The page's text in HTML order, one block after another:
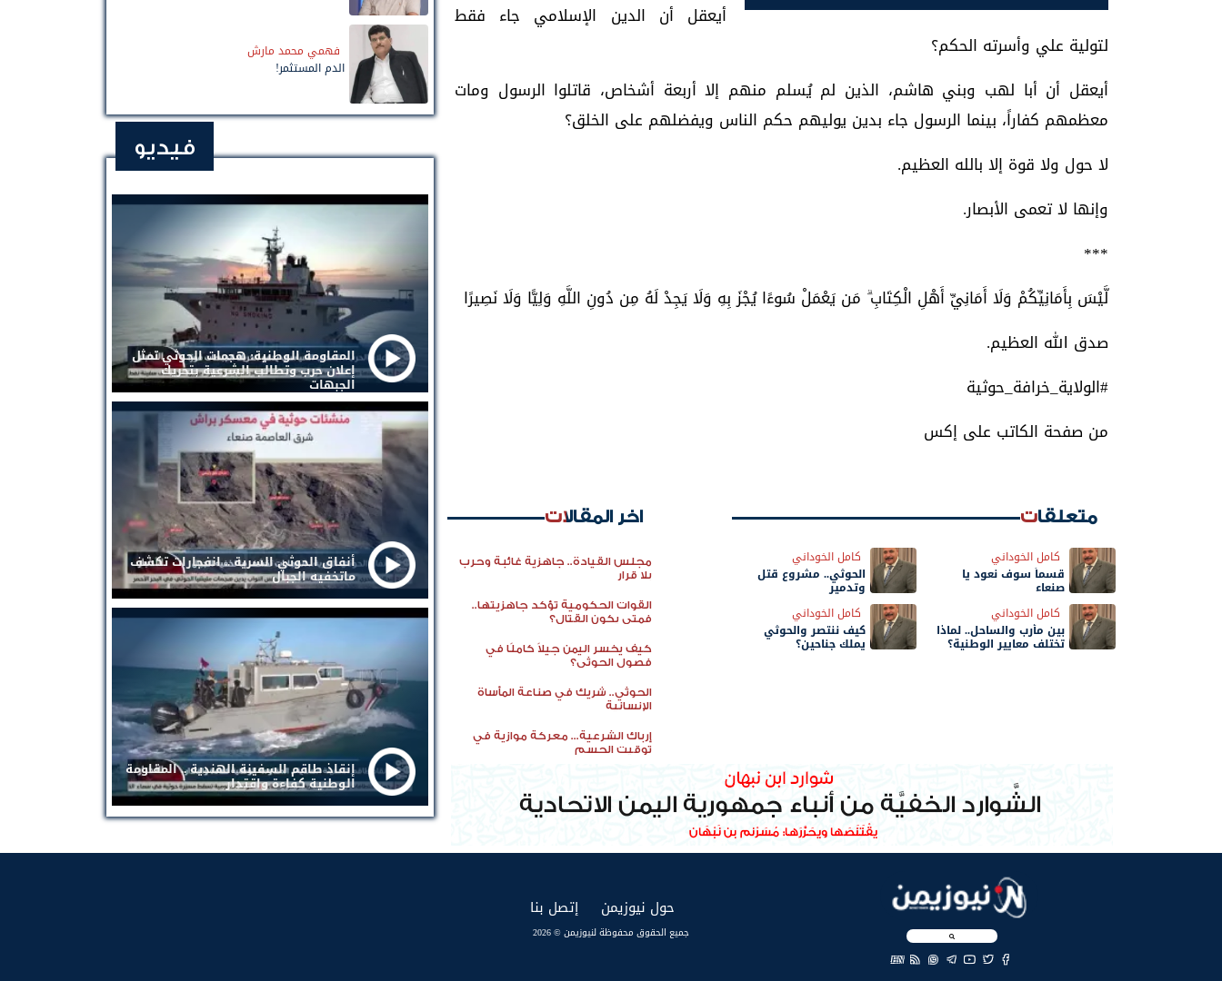
أيعقل أن الدين الإسلامي جاء فقط
لتولية علي وأسرته الحكم؟
أيعقل أن أبا لهب وبني هاشم، الذين لم يُسلم منهم إلا أربعة أشخاص، قاتلوا الرسول ومات
معظمهم كفاراً، بينما الرسول جاء بدين يوليهم حكم الناس ويفضلهم على الخلق؟
لا حول ولا قوة إلا بالله العظيم.
وإنها لا تعمى الأبصار.
***
لَّيْسَ بِأَمَانِيِّكُمْ وَلَا أَمَانِيِّ أَهْلِ الْكِتَابِ ۗ مَن يَعْمَلْ سُوءًا يُجْزَ بِهِ وَلَا يَجِدْ لَهُ مِن دُونِ اللَّهِ وَلِيًّا وَلَا نَصِيرًا
صدق الله العظيم.
#الولاية_خرافة_حوثية
من صفحة الكاتب على إكس
متعلقات
كامل الخوداني
قسماً سوف نعود يا
صنعاء
كامل الخوداني
الحوثي.. مشروع قتل
وتدمير
كامل الخوداني
بين مأرب والساحل.. لماذا
تختلف معايير الوطنية؟
كامل الخوداني
كيف ننتصر والحوثي
يملك جناحين؟
اخر المقالات
مجلس القيادة.. جاهزية غائبة وحرب
بلا قرار
القوات الحكومية تؤكد جاهزيتها..
فمتى يكون القتال؟
كيف يخسر اليمن جيلاً كاملًا في
فصول الحوثي؟
الحوثي.. شريك في صناعة المأساة
الإنسانية
إرباك الشرعية... معركة موازية في
توقيت الحسم
فهمي محمد مارش
الدم المستثمر!
فيديو
المقاومة الوطنية: هجمات الحوثي تمثل
إعلان حرب وتطالب الشرعية بتحريك
الجبهات
أنفاق الحوثي السرية .. انفجارات تكشف
ماتخفيه الجبال
إنقاذ طاقم السفينة الهندية .. المقاومة
الوطنية كفاءة واقتدار
EN
حول نيوزيمن إتصل بنا
جميع الحقوق محفوظة لنيوزيمن © 2026